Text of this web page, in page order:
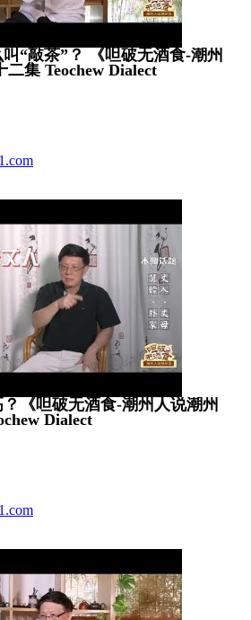
“敲茶”？ 《呾破无酒食-潮州
二集 Teochew Dialect
《呾破无酒食-潮州人说潮州
十六集 Teochew Dialect